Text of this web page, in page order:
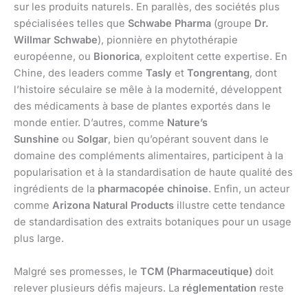
sur les produits naturels. En parallès, des sociétés plus
spécialisées telles que Schwabe Pharma (groupe Dr.
Willmar Schwabe), pionnière en phytothérapie
européenne, ou Bionorica, exploitent cette expertise. En
Chine, des leaders comme Tasly et Tongrentang, dont
l’histoire séculaire se mêle à la modernité, développent
des médicaments à base de plantes exportés dans le
monde entier. D’autres, comme Nature’s
Sunshine ou Solgar, bien qu’opérant souvent dans le
domaine des compléments alimentaires, participent à la
popularisation et à la standardisation de haute qualité des
ingrédients de la pharmacopée chinoise. Enfin, un acteur
comme Arizona Natural Products illustre cette tendance
de standardisation des extraits botaniques pour un usage
plus large.
Malgré ses promesses, le TCM (Pharmaceutique) doit
relever plusieurs défis majeurs. La réglementation reste